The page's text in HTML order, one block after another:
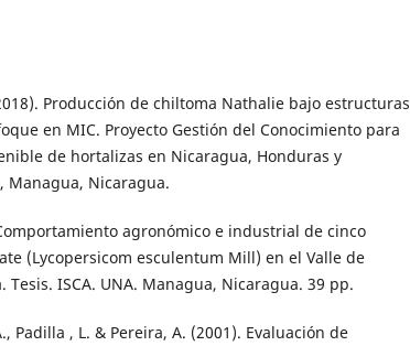
Producción de chiltoma Nathalie bajo estructuras
en MIC. Proyecto Gestión del Conocimiento para
de hortalizas en Nicaragua, Honduras y
Managua, Nicaragua.
agronómico e industrial de cinco
(Lycopersicom esculentum Mill) en el Valle de
Tesis. ISCA. UNA. Managua, Nicaragua. 39 pp.
Padilla , L. & Pereira, A. (2001). Evaluación de